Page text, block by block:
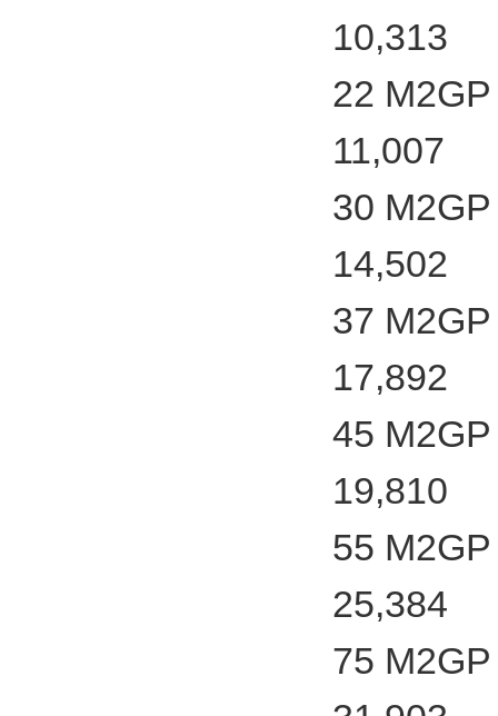
10,313
22
11,007
30
14,502
37
17,892
45
19,810
55
25,384
75